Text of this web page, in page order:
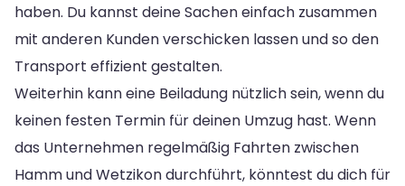
haben. Du kannst deine Sachen einfach zusammen
mit anderen Kunden verschicken lassen und so den
Transport effizient gestalten.
Weiterhin kann eine Beiladung nützlich sein, wenn du
keinen festen Termin für deinen Umzug hast. Wenn
das Unternehmen regelmäßig Fahrten zwischen
Hamm und Wetzikon durchführt, könntest du dich für